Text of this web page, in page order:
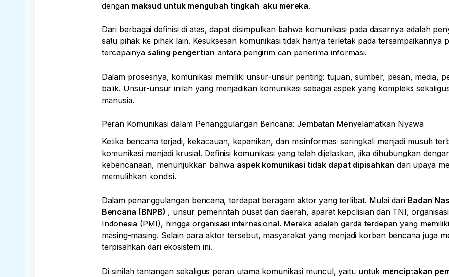
dengan maksud untuk mengubah tingkah laku mereka.
Dari berbagai definisi di atas, dapat disimpulkan bahwa komunikasi pada dasarnya adalah
satu pihak ke pihak lain. Kesuksesan komunikasi tidak hanya terletak pada tersampaikannya
tercapainya saling pengertian antara pengirim dan penerima informasi.
Dalam prosesnya, komunikasi memiliki unsur-unsur penting: tujuan, sumber, pesan, media,
balik. Unsur-unsur inilah yang menjadikan komunikasi sebagai aspek yang kompleks
manusia.
Peran Komunikasi dalam Penanggulangan Bencana: Jembatan Menyelamatkan Nyawa
Ketika bencana terjadi, kekacauan, kepanikan, dan misinformasi seringkali menjadi musuh
komunikasi menjadi krusial. Definisi komunikasi yang telah dijelaskan, jika dihubungkan
kebencanaan, menunjukkan bahwa aspek komunikasi tidak dapat dipisahkan dari upaya
memulihkan kondisi.
Dalam penanggulangan bencana, terdapat beragam aktor yang terlibat. Mulai dari Badan
Bencana (BNPB) , unsur pemerintah pusat dan daerah, aparat kepolisian dan TNI,
Indonesia (PMI), hingga organisasi internasional. Mereka adalah garda terdepan yang
masing-masing. Selain para aktor tersebut, masyarakat yang menjadi korban bencana juga
terpisahkan dari ekosistem ini.
Di sinilah tantangan sekaligus peran utama komunikasi muncul, yaitu untuk menciptakan